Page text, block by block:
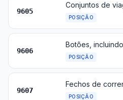
9605
POSIÇÃO
9606
POSIÇÃO
9607
POSIÇÃO